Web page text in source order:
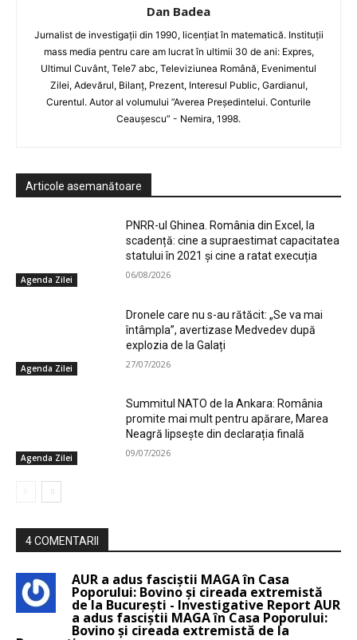
Dan Badea
Jurnalist de investigații din 1990, licențiat în matematică. Instituții
mass media pentru care am lucrat în ultimii 30 de ani: Expres,
Ultimul Cuvânt, Tele7 abc, Televiziunea Română, Evenimentul
Zilei, Adevărul, Bilanț, Prezent, Interesul Public, Gardianul,
Curentul. Autor al volumului ”Averea Președintelui. Conturile
Ceaușescu” - Nemira, 1998.
Articole asemanătoare
Agenda Zilei
PNRR-ul Ghinea. România din Excel, la
scadență: cine a supraestimat capacitatea
statului în 2021 și cine a ratat execuția
06/08/2026
Agenda Zilei
Dronele care nu s-au rătăcit: „Se va mai
întâmpla”, avertizase Medvedev după
explozia de la Galați
27/07/2026
Agenda Zilei
Summitul NATO de la Ankara: România
promite mai mult pentru apărare, Marea
Neagră lipsește din declarația finală
09/07/2026
4 COMENTARII
AUR a adus fasciștii MAGA în Casa
Poporului: Bovino și cireada extremistă
de la București - Investigative Report AUR
a adus fasciștii MAGA în Casa Poporului:
Bovino și cireada extremistă de la